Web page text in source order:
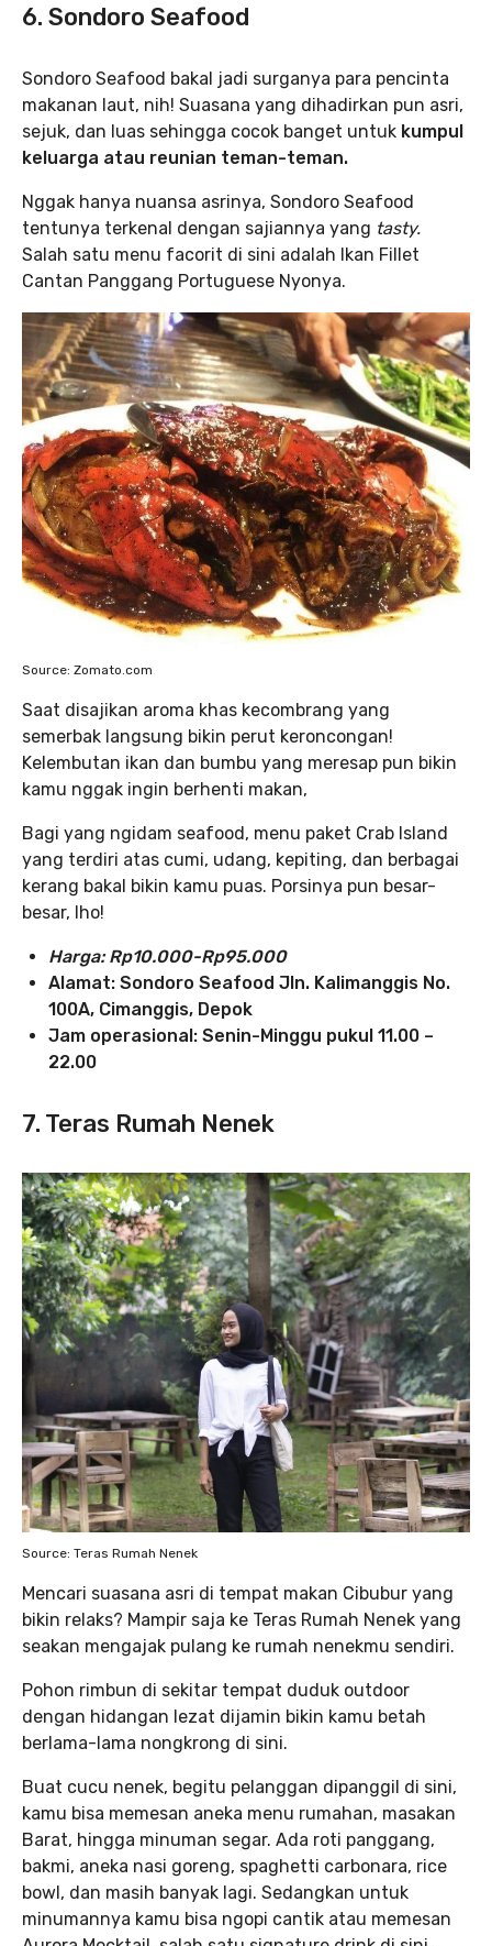
6. Sondoro Seafood
Sondoro Seafood bakal jadi surganya para pencinta
makanan laut, nih! Suasana yang dihadirkan pun asri,
sejuk, dan luas sehingga cocok banget untuk kumpul
keluarga atau reunian teman-teman.
Nggak hanya nuansa asrinya, Sondoro Seafood
tentunya terkenal dengan sajiannya yang tasty.
Salah satu menu facorit di sini adalah Ikan Fillet
Cantan Panggang Portuguese Nyonya.
Source: Zomato.com
Saat disajikan aroma khas kecombrang yang
semerbak langsung bikin perut keroncongan!
Kelembutan ikan dan bumbu yang meresap pun bikin
kamu nggak ingin berhenti makan,
Bagi yang ngidam seafood, menu paket Crab Island
yang terdiri atas cumi, udang, kepiting, dan berbagai
kerang bakal bikin kamu puas. Porsinya pun besar-
besar, lho!
Harga: Rp10.000-Rp95.000
Alamat: Sondoro Seafood Jln. Kalimanggis No.
100A, Cimanggis, Depok
Jam operasional: Senin-Minggu pukul 11.00 –
22.00
7. Teras Rumah Nenek
Source: Teras Rumah Nenek
Mencari suasana asri di tempat makan Cibubur yang
bikin relaks? Mampir saja ke Teras Rumah Nenek yang
seakan mengajak pulang ke rumah nenekmu sendiri.
Pohon rimbun di sekitar tempat duduk outdoor
dengan hidangan lezat dijamin bikin kamu betah
berlama-lama nongkrong di sini.
Buat cucu nenek, begitu pelanggan dipanggil di sini,
kamu bisa memesan aneka menu rumahan, masakan
Barat, hingga minuman segar. Ada roti panggang,
bakmi, aneka nasi goreng, spaghetti carbonara, rice
bowl, dan masih banyak lagi. Sedangkan untuk
minumannya kamu bisa ngopi cantik atau memesan